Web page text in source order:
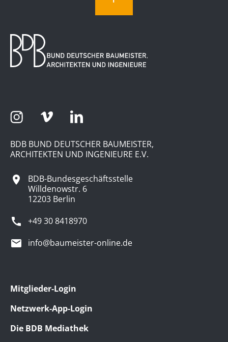
BDB BUND DEUTSCHER BAUMEISTER,
ARCHITEKTEN UND INGENIEURE E.V.
BDB-Bundesgeschäftsstelle
Willdenowstr. 6
12203 Berlin
+49 30 8418970
info@baumeister-online.de
Mitglieder-Login
Netzwerk-App-Login
Die BDB Mediathek